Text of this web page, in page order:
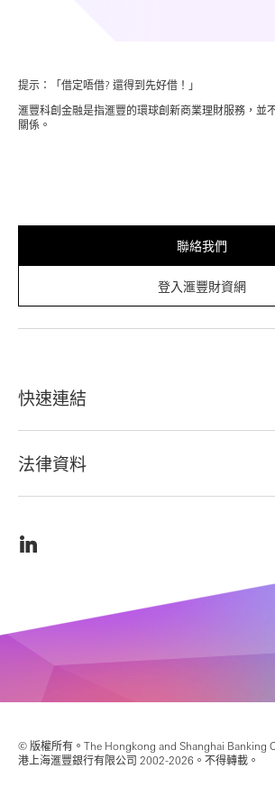
提示：「借定唔借? 還得到先好借！」
滙豐科創金融是指滙豐的環球創新商業理財服務，並
關係。
聯絡我們
登入滙豐財資網
快速連結
法律資料
© 版權所有。The Hongkong and Shanghai Banking
港上海滙豐銀行有限公司 2002-2026。不得轉載。